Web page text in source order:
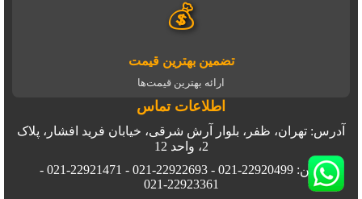
💰
تضمین بهترین قیمت
ارائه بهترین قیمت‌ها
اطلاعات تماس
آدرس: تهران، ظفر، بلوار آرش شرقی، خیابان فرید افشار، پلاک
2، واحد 12
تلفن: 22920499-021 - 22922693-021 - 22921471-021 -
22923361-021